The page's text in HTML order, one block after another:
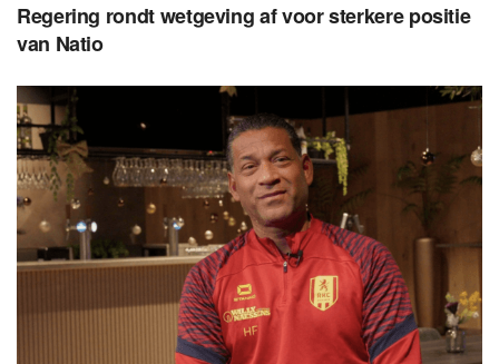
Regering rondt wetgeving af voor sterkere positie
van Natio